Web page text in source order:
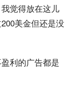
觉得放在这儿
美金但还是没
利的广告都是